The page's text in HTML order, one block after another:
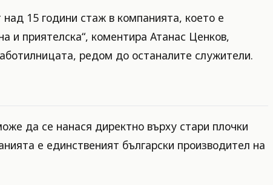
15 години стаж в компанията, което е
и приятелска“, коментира Атанас Ценков,
редом до останалите служители.
да се нанася директно върху стари плочки
е единственият български производител на